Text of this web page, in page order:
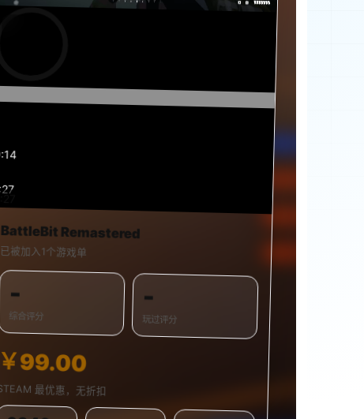
BattleBit Remastered
已被加入1个游戏单
-
综合评分
-
玩过评分
￥99.00
最优惠，无折扣